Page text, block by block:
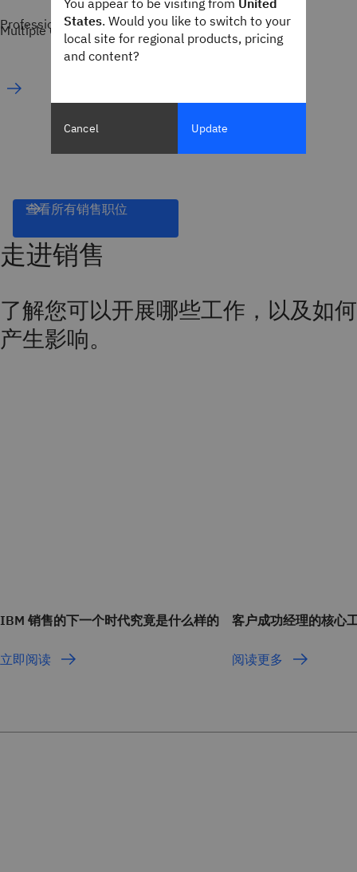
Professional
Multiple Cities
查看所有销售职位
走进销售
了解您可以开展哪些工作，以及如何
产生影响。
IBM 销售的下一个时代究竟是什么样的
立即阅读
客户成功经理的核心
阅读更多
You appear to be visiting from United
States. Would you like to switch to your
local site for regional products, pricing
and content?
Cancel Update